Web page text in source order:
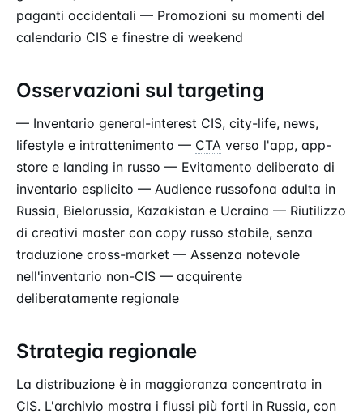
paganti occidentali — Promozioni su momenti del
calendario CIS e finestre di weekend
Osservazioni sul targeting
— Inventario general-interest CIS, city-life, news,
lifestyle e intrattenimento — CTA verso l'app, app-
store e landing in russo — Evitamento deliberato di
inventario esplicito — Audience russofona adulta in
Russia, Bielorussia, Kazakistan e Ucraina — Riutilizzo
di creativi master con copy russo stabile, senza
traduzione cross-market — Assenza notevole
nell'inventario non-CIS — acquirente
deliberatamente regionale
Strategia regionale
La distribuzione è in maggioranza concentrata in
CIS. L'archivio mostra i flussi più forti in Russia, con